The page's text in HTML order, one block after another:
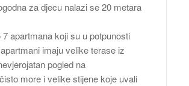
za djecu nalazi se 20 metara
apartmana koji su u potpunosti
imaju velike terase iz
pogled na
more i velike stijene koje uvali